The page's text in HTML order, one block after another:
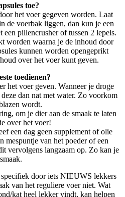
toe?
het voer gegeven worden. Laat
de voerbak liggen, dan kun je een
pillencrusher of tussen 2 lepels.
worden waarna je de inhoud door
kunnen worden opengeprikt
over het voer kunt geven.
toedienen?
het voer geven. Wanneer je droge
dan nat met water. Zo voorkom
wordt.
om je dier aan de smaak te laten
over het voer!
een dag geen supplement of olie
mespuntje van het poeder of een
vervolgens langzaam op. Zo kan je
door iets NIEUWS lekkers
van het reguliere voer niet. Wat
kat heel lekker vindt, kan helpen